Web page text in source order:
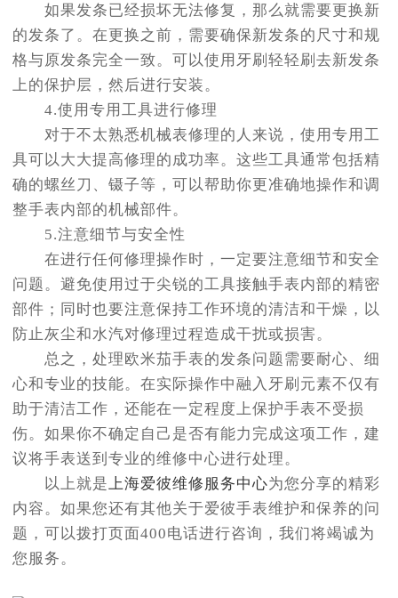
如果发条已经损坏无法修复，那么就需要更换新
的发条了。在更换之前，需要确保新发条的尺寸和规
格与原发条完全一致。可以使用牙刷轻轻刷去新发条
上的保护层，然后进行安装。
4.使用专用工具进行修理
对于不太熟悉机械表修理的人来说，使用专用工
具可以大大提高修理的成功率。这些工具通常包括精
确的螺丝刀、镊子等，可以帮助你更准确地操作和调
整手表内部的机械部件。
5.注意细节与安全性
在进行任何修理操作时，一定要注意细节和安全
问题。避免使用过于尖锐的工具接触手表内部的精密
部件；同时也要注意保持工作环境的清洁和干燥，以
防止灰尘和水汽对修理过程造成干扰或损害。
总之，处理欧米茄手表的发条问题需要耐心、细
心和专业的技能。在实际操作中融入牙刷元素不仅有
助于清洁工作，还能在一定程度上保护手表不受损
伤。如果你不确定自己是否有能力完成这项工作，建
议将手表送到专业的维修中心进行处理。
以上就是 上海爱彼维修服务中心为您分享的精彩
内容。如果您还有其他关于爱彼手表维护和保养的问
题，可以拨打页面400电话进行咨询，我们将竭诚为
您服务。